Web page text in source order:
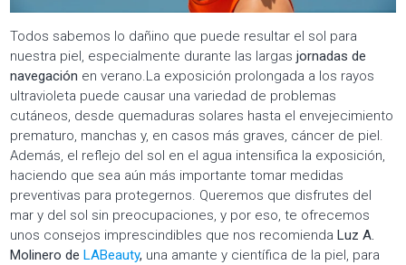
Todos sabemos lo dañino que puede resultar el sol para
nuestra piel, especialmente durante las largasjornadas de
navegación en verano.La exposición prolongada a los rayos
ultravioleta puede causar una variedad de problemas
cutáneos, desde quemaduras solares hasta el envejecimiento
prematuro, manchas y, en casos más graves, cáncer de piel.
Además, el reflejo del sol en el agua intensifica la exposición,
haciendo que sea aún más importante tomar medidas
preventivas para protegernos. Queremos que disfrutes del
mar y del sol sin preocupaciones, y por eso, te ofrecemos
unos consejos imprescindibles que nos recomienda Luz A.
Molinero deLABeauty, una amante y científica de la piel, para